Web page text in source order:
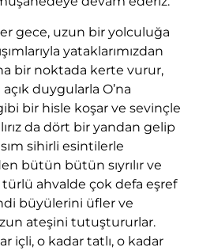
gece, uzun bir yolculuğa
yataklarımızdan
bir noktada kerte vurur,
duygularla O’na
bir hisle koşar ve sevinçle
da dört bir yandan gelip
sihirli esintilerle
bütün bütün sıyrılır ve
ahvalde çok defa eşref
büyülerini üfler ve
ateşini tutuştururlar.
içli, o kadar tatlı, o kadar